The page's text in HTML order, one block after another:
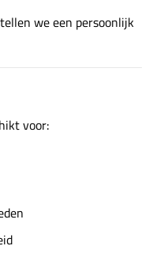
we een persoonlijk
voor: